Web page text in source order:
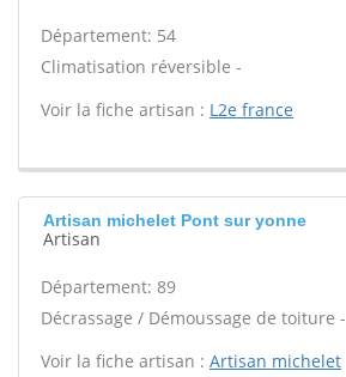
Département: 54
Climatisation réversible -
Voir la fiche artisan : L2e france
Artisan michelet Pont sur yonne
Artisan
Département: 89
Décrassage / Démoussage de toiture -
Voir la fiche artisan : Artisan michelet